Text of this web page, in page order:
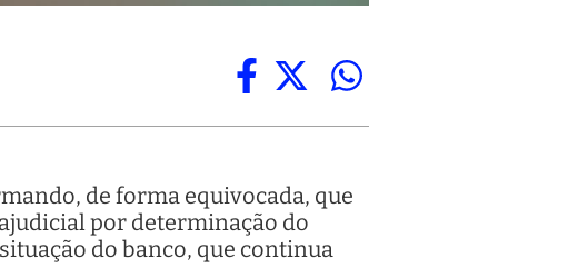
de forma equivocada, que
por determinação do
do banco, que continua